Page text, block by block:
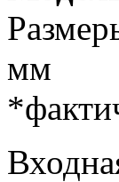
мм